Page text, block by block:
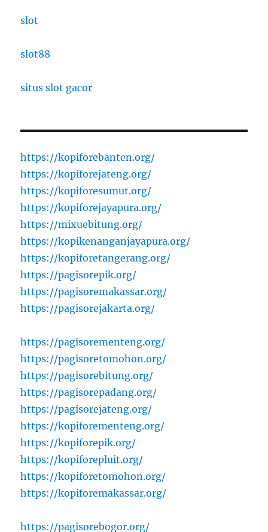
slot
slot88
situs slot gacor
https://kopiforebanten.org/
https://kopiforejateng.org/
https://kopiforesumut.org/
https://kopiforejayapura.org/
https://mixuebitung.org/
https://kopikenanganjayapura.org/
https://kopiforetangerang.org/
https://pagisorepik.org/
https://pagisoremakassar.org/
https://pagisorejakarta.org/
https://pagisorementeng.org/
https://pagisoretomohon.org/
https://pagisorebitung.org/
https://pagisorepadang.org/
https://pagisorejateng.org/
https://kopiforementeng.org/
https://kopiforepik.org/
https://kopiforepluit.org/
https://kopiforetomohon.org/
https://kopiforemakassar.org/
https://pagisorebogor.org/